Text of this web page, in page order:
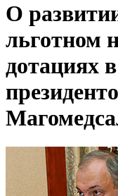
О
льготном
дотациях